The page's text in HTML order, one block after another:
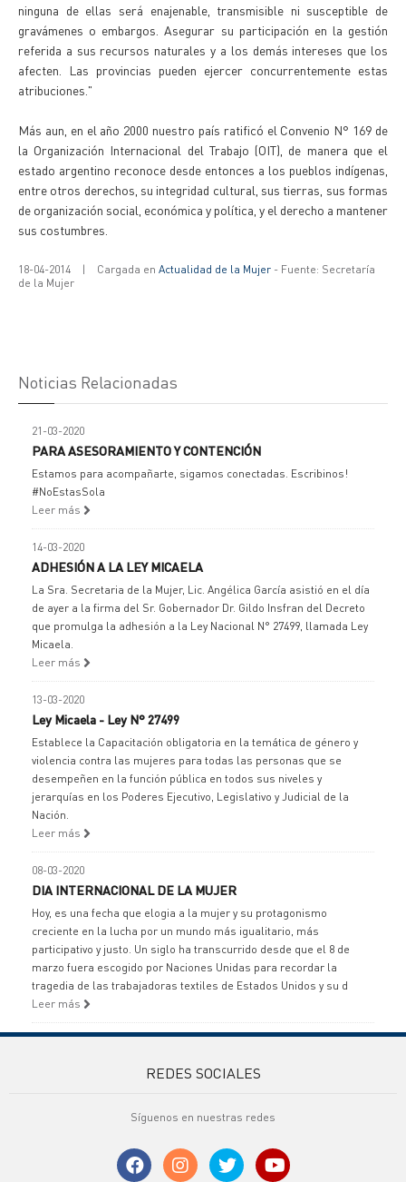
ninguna de ellas será enajenable, transmisible ni susceptible de
gravámenes o embargos. Asegurar su participación en la gestión
referida a sus recursos naturales y a los demás intereses que los
afecten. Las provincias pueden ejercer concurrentemente estas
atribuciones."
Más aun, en el año 2000 nuestro país ratificó el Convenio N° 169 de
la Organización Internacional del Trabajo (OIT), de manera que el
estado argentino reconoce desde entonces a los pueblos indígenas,
entre otros derechos, su integridad cultural, sus tierras, sus formas
de organización social, económica y política, y el derecho a mantener
sus costumbres.
18-04-2014 | Cargada en Actualidad de la Mujer - Fuente: Secretaría
de la Mujer
Noticias Relacionadas
21-03-2020
PARA ASESORAMIENTO Y CONTENCIÓN
Estamos para acompañarte, sigamos conectadas. Escribinos!
#NoEstasSola
Leer más
14-03-2020
ADHESIÓN A LA LEY MICAELA
La Sra. Secretaria de la Mujer, Lic. Angélica García asistió en el día
de ayer a la firma del Sr. Gobernador Dr. Gildo Insfran del Decreto
que promulga la adhesión a la Ley Nacional N° 27499, llamada Ley
Micaela.
Leer más
13-03-2020
Ley Micaela - Ley N° 27499
Establece la Capacitación obligatoria en la temática de género y
violencia contra las mujeres para todas las personas que se
desempeñen en la función pública en todos sus niveles y
jerarquías en los Poderes Ejecutivo, Legislativo y Judicial de la
Nación.
Leer más
08-03-2020
DIA INTERNACIONAL DE LA MUJER
Hoy, es una fecha que elogia a la mujer y su protagonismo
creciente en la lucha por un mundo más igualitario, más
participativo y justo. Un siglo ha transcurrido desde que el 8 de
marzo fuera escogido por Naciones Unidas para recordar la
tragedia de las trabajadoras textiles de Estados Unidos y su d
Leer más
REDES SOCIALES
Síguenos en nuestras redes